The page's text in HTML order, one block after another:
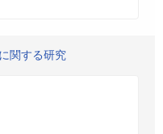
関する研究